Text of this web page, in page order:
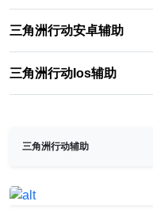
三角洲行动安卓辅助
三角洲行动Ios辅助
三角洲行动辅助